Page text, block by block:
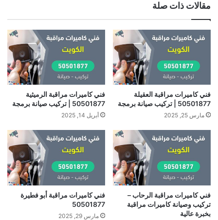
مقالات ذات صلة
فني كاميرات مراقبة العقيلة
50501877 | تركيب صيانة برمجة
مارس 25, 2025
فني كاميرات مراقبة الرميثية
50501877 | تركيب صيانة برمجة
أبريل 14, 2025
فني كاميرات مراقبة الرحاب –
تركيب وصيانة كاميرات مراقبة
بخبرة عالية
فني كاميرات مراقبة أبو فطيرة
50501877
مارس 29, 2025